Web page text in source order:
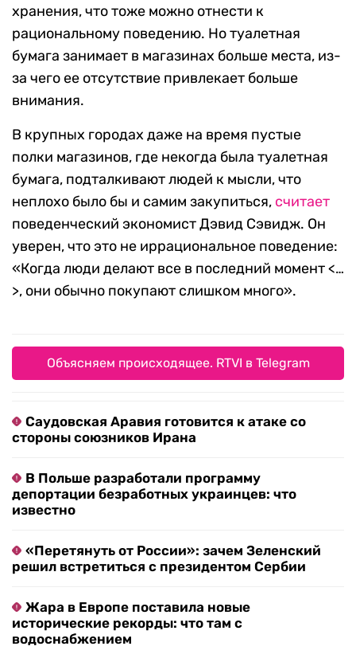
хранения, что тоже можно отнести к
рациональному поведению. Но туалетная
бумага занимает в магазинах больше места, из-
за чего ее отсутствие привлекает больше
внимания.
В крупных городах даже на время пустые
полки магазинов, где некогда была туалетная
бумага, подталкивают людей к мысли, что
неплохо было бы и самим закупиться, считает
поведенческий экономист Дэвид Сэвидж. Он
уверен, что это не иррациональное поведение:
«Когда люди делают все в последний момент <…
>, они обычно покупают слишком много».
Объясняем происходящее. RTVI в Telegram
Саудовская Аравия готовится к атаке со
стороны союзников Ирана
В Польше разработали программу
депортации безработных украинцев: что
известно
«Перетянуть от России»: зачем Зеленский
решил встретиться с президентом Сербии
Жара в Европе поставила новые
исторические рекорды: что там с
водоснабжением